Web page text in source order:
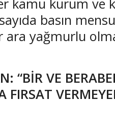
basın
ara yağmurlu
“BİR VE
FIRSAT